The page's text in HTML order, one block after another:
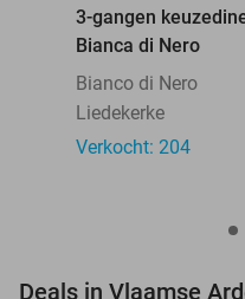
3-gangen
Bianca di Nero
Bianco di Nero
Liedekerke
Verkocht: 204
Deals in Vlaamse